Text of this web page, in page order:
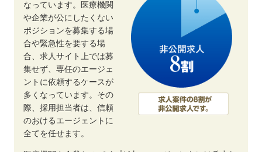
なっています。医療機関
や企業が公にしたくない
ポジションを募集する場
合や緊急性を要する場
合、求人サイト上では募
集せず、専任のエージェ
ントに依頼するケースが
多くなっています。その
際、採用担当者は、信頼
のおけるエージェントに
全てを任せます。